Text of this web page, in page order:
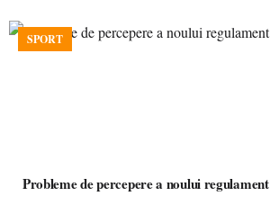
SPORT
Probleme de percepere a noului regulament